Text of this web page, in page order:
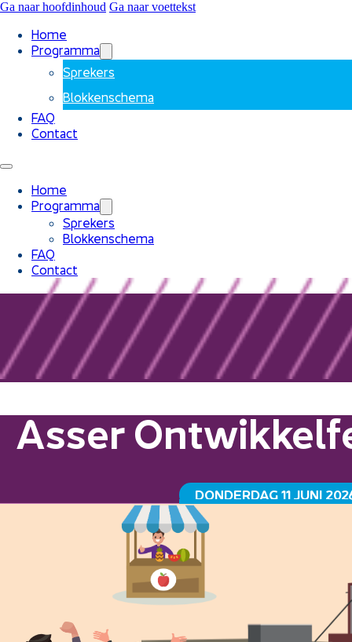
Ga naar hoofdinhoud Ga naar voettekst
Home
Programma
Sprekers
Blokkenschema
FAQ
Contact
Home
Programma
Sprekers
Blokkenschema
FAQ
Contact
Asser
DONDERDAG 11 JUNI
GRAANSILO HAVENKADE